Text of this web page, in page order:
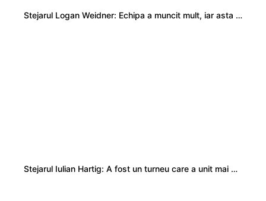
Stejarul Logan Weidner: Echipa a muncit mult, iar asta se va vedea în meciurile de la Nations Cup
Stejarul Iulian Hartig: A fost un turneu care a unit mai mult echipa